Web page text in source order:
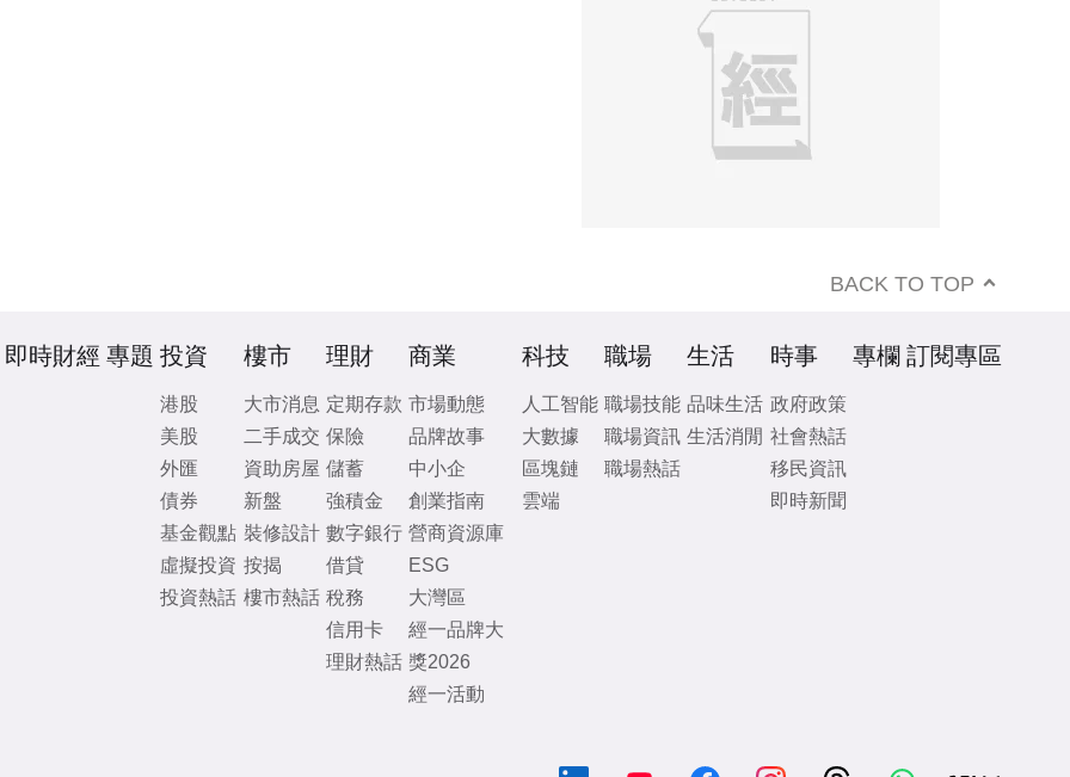
BACK TO TOP
即時財經 專題 投資
港股
美股
外匯
債券
基金觀點
虛擬投資
投資熱話
樓市
大市消息
二手成交
資助房屋
新盤
裝修設計
按揭
樓市熱話
理財
定期存款
保險
儲蓄
強積金
數字銀行
借貸
稅務
信用卡
理財熱話
商業
市場動態
品牌故事
中小企
創業指南
營商資源庫
ESG
大灣區
經一品牌大
獎2026
經一活動
科技
人工智能
大數據
區塊鏈
雲端
職場
職場技能
職場資訊
職場熱話
生活
品味生活
生活消閒
時事
政府政策
社會熱話
移民資訊
即時新聞
專欄 訂閱專區